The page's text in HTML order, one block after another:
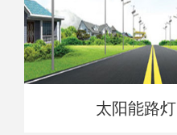
太阳能路灯